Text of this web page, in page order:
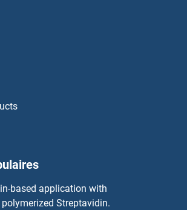
A Kits ELISA
based application with
Streptavidin.